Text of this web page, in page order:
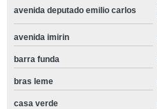
avenida deputado emilio carlos
avenida imirin
barra funda
bras leme
casa verde